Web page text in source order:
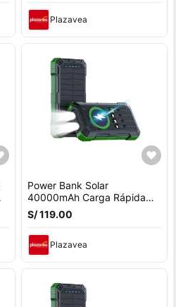
Plazavea
Power Bank Solar
40000mAh Carga Rápida
22.5W Inalámbrico
Resistente IP65 Verde
S/ 119.00
Plazavea